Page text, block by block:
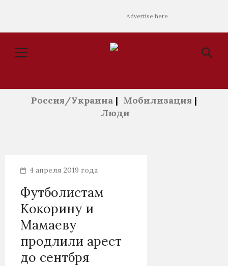
Advertise here
Россия/Украина | Мобилизация |
Люди
4 апреля 2019 года
Футболистам
Кокорину и
Мамаеву
продлили арест
до сентбря